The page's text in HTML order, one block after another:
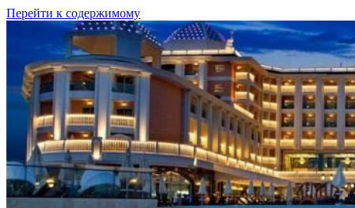
Перейти к содержимому